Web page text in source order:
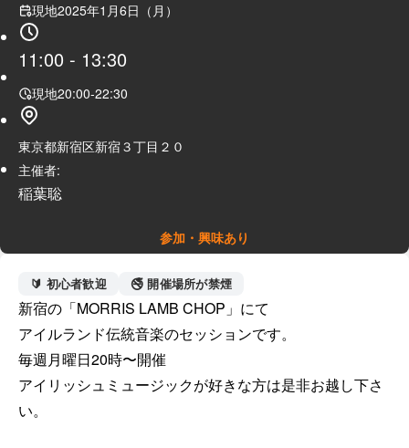
現地2025年1月6日（月）
11:00 - 13:30
現地20:00-22:30
東京都新宿区新宿３丁目２０
主催者:
稲葉聡
参加・興味あり
🔰 初心者歓迎 🚭 開催場所が禁煙
新宿の「MORRIS LAMB CHOP」にて
アイルランド伝統音楽のセッションです。
毎週月曜日20時〜開催
アイリッシュミュージックが好きな方は是非お越し下さ
い。